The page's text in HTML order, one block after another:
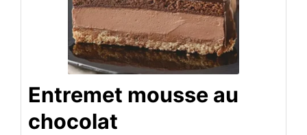
Entremet mousse au
chocolat